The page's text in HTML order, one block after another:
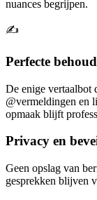
nuances begrijpen.
✍️
Perfecte
De enige vertaalbot
@vermeldingen en
opmaak blijft
Privacy en
Geen opslag van
gesprekken blijven